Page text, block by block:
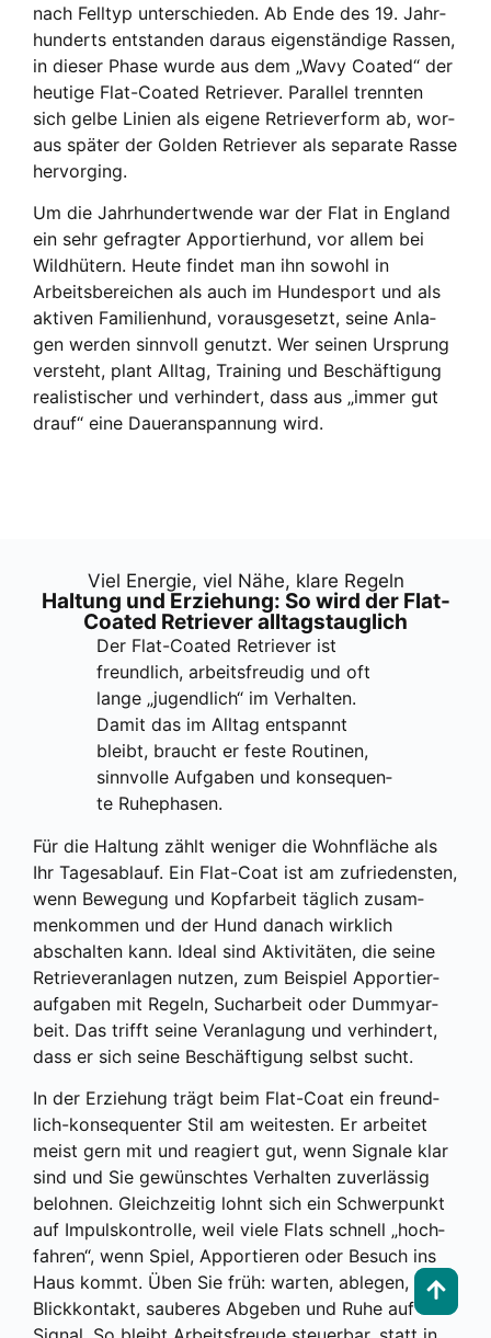
nach Fell­typ unter­schie­den. Ab Ende des 19. Jahr­
hun­derts ent­stan­den dar­aus eigen­stän­di­ge Ras­sen,
in die­ser Pha­se wur­de aus dem „Wavy Coa­ted“ der
heu­ti­ge Flat-Coa­ted Retrie­ver. Par­al­lel trenn­ten
sich gel­be Lini­en als eige­ne Retrie­ver­form ab, wor­
aus spä­ter der Gol­den Retrie­ver als sepa­ra­te Ras­se
her­vor­ging.
Um die Jahr­hun­dert­wen­de war der Flat in Eng­land
ein sehr gefrag­ter Appor­tier­hund, vor allem bei
Wild­hü­tern. Heu­te fin­det man ihn sowohl in
Arbeits­be­rei­chen als auch im Hun­de­sport und als
akti­ven Fami­li­en­hund, vor­aus­ge­setzt, sei­ne Anla­
gen wer­den sinn­voll genutzt. Wer sei­nen Ursprung
ver­steht, plant All­tag, Trai­ning und Beschäf­ti­gung
rea­lis­ti­scher und ver­hin­dert, dass aus „immer gut
drauf“ eine Dau­er­an­span­nung wird.
Viel Ener­gie, viel Nähe, kla­re Regeln
Hal­tung und Erzie­hung: So wird der Flat-
Coa­ted Retrie­ver all­tags­taug­lich
Der Flat-Coa­ted Retrie­ver ist
freund­lich, arbeits­freu­dig und oft
lan­ge „jugend­lich“ im Ver­hal­ten.
Damit das im All­tag ent­spannt
bleibt, braucht er fes­te Rou­ti­nen,
sinn­vol­le Auf­ga­ben und kon­se­quen­
te Ruhe­pha­sen.
Für die Hal­tung zählt weni­ger die Wohn­flä­che als
Ihr Tages­ab­lauf. Ein Flat-Coat ist am zufrie­dens­ten,
wenn Bewe­gung und Kopf­ar­beit täg­lich zusam­
men­kom­men und der Hund danach wirk­lich
abschal­ten kann. Ide­al sind Akti­vi­tä­ten, die sei­ne
Retrie­ver­an­la­gen nut­zen, zum Bei­spiel Appor­tier­
auf­ga­ben mit Regeln, Such­ar­beit oder Dum­my­ar­
beit. Das trifft sei­ne Ver­an­la­gung und ver­hin­dert,
dass er sich sei­ne Beschäf­ti­gung selbst sucht.
In der Erzie­hung trägt beim Flat-Coat ein freund­
lich-kon­se­quen­ter Stil am wei­tes­ten. Er arbei­tet
meist gern mit und reagiert gut, wenn Signa­le klar
sind und Sie gewünsch­tes Ver­hal­ten zuver­läs­sig
beloh­nen. Gleich­zei­tig lohnt sich ein Schwer­punkt
auf Impuls­kon­trol­le, weil vie­le Flats schnell „hoch­
fah­ren“, wenn Spiel, Appor­tie­ren oder Besuch ins
Haus kommt. Üben Sie früh: war­ten, able­gen,
Blick­kon­takt, sau­be­res Abge­ben und Ruhe auf